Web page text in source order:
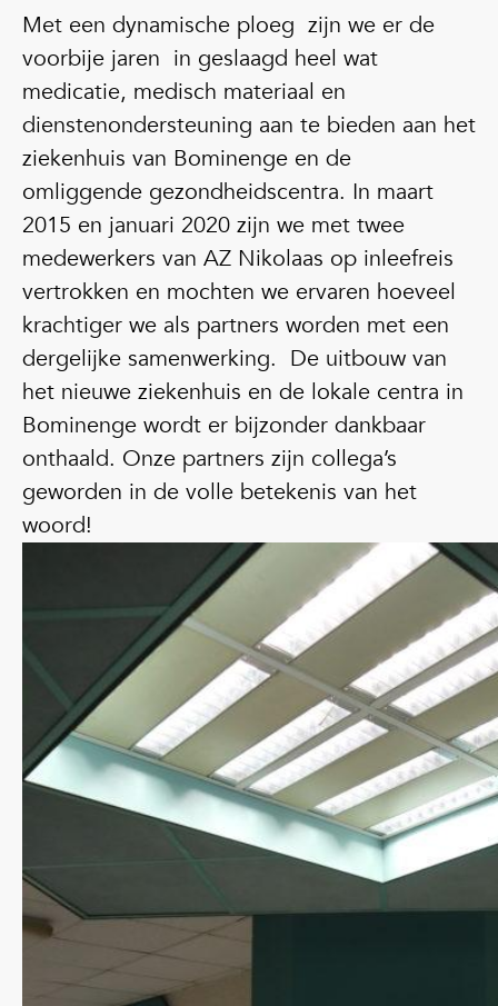
Met een dynamische ploeg zijn we er de
voorbije jaren in geslaagd heel wat
medicatie, medisch materiaal en
dienstenondersteuning aan te bieden aan het
ziekenhuis van Bominenge en de
omliggende gezondheidscentra. In maart
2015 en januari 2020 zijn we met twee
medewerkers van AZ Nikolaas op inleefreis
vertrokken en mochten we ervaren hoeveel
krachtiger we als partners worden met een
dergelijke samenwerking. De uitbouw van
het nieuwe ziekenhuis en de lokale centra in
Bominenge wordt er bijzonder dankbaar
onthaald. Onze partners zijn collega’s
geworden in de volle betekenis van het
woord!